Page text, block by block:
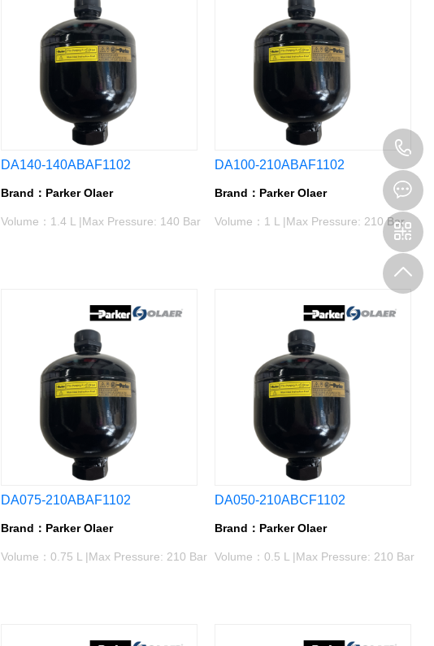
DA140-140ABAF1102
Brand：Parker Olaer
Volume：1.4 L |Max Pressure: 140 Bar
DA100-210ABAF1102
Brand：Parker Olaer
Volume：1 L |Max Pressure: 210 Bar
DA075-210ABAF1102
Brand：Parker Olaer
Volume：0.75 L |Max Pressure: 210 Bar
DA050-210ABCF1102
Brand：Parker Olaer
Volume：0.5 L |Max Pressure: 210 Bar